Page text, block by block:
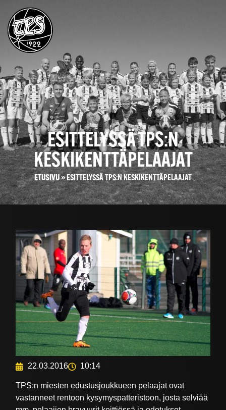
ESITTELYSSÄ TPS:N
KESKIKENTTÄPELAAJAT
ETUSIVU»ESITTELYSSÄ TPS:N KESKIKENTTÄPELAAJAT
22.03.2016 10:14
TPS:n miesten edustusjoukkueen pelaajat ovat
vastanneet rentoon kysymyspatteristoon, josta selviää